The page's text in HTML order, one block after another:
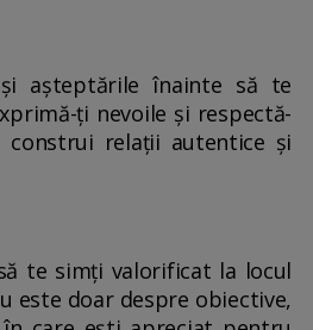
așteptările înainte să te
ți nevoile și respectă-
relații autentice și
te simți valorificat la locul
este doar despre obiective,